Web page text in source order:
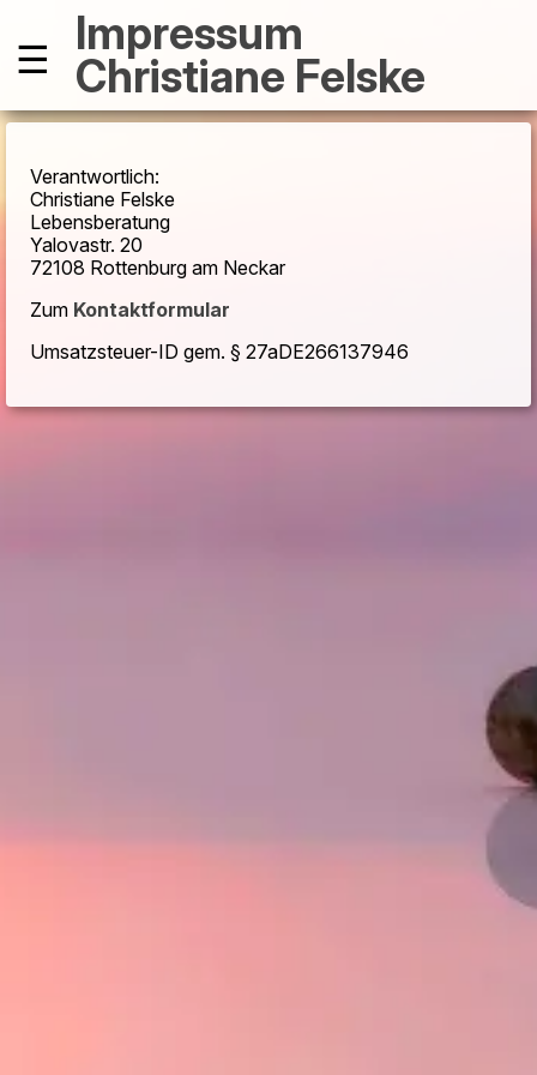
☰ Impressum
Christiane Felske
Verantwortlich:
Christiane Felske
Lebensberatung
Yalovastr. 20
72108 Rottenburg am Neckar
Zum Kontaktformular
Umsatzsteuer-ID gem. § 27aDE266137946